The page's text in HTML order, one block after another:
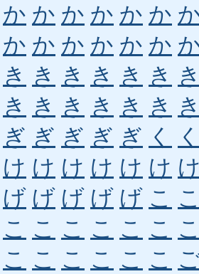
か か か か か か
か か か か か か
き き き き き き
き き き き き き
ぎ ぎ ぎ ぎ ぎ く
け け け け け け
げ げ げ げ げ こ
こ こ こ こ こ こ
こ こ こ こ こ こ